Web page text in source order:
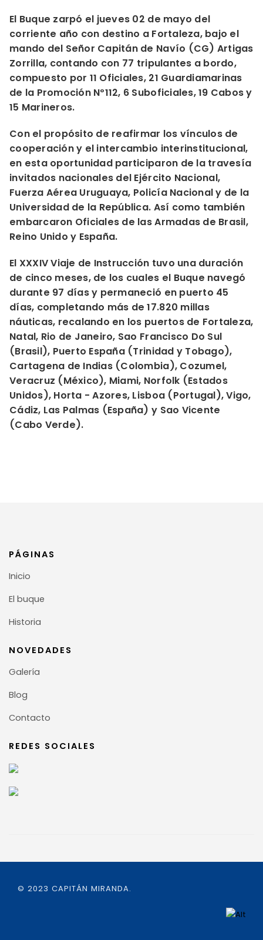
El Buque zarpó el jueves 02 de mayo del
corriente año con destino a Fortaleza, bajo el
mando del Señor Capitán de Navío (CG) Artigas
Zorrilla, contando con 77 tripulantes a bordo,
compuesto por 11 Oficiales, 21 Guardiamarinas
de la Promoción Nº112, 6 Suboficiales, 19 Cabos y
15 Marineros.
Con el propósito de reafirmar los vínculos de
cooperación y el intercambio interinstitucional,
en esta oportunidad participaron de la travesía
invitados nacionales del Ejército Nacional,
Fuerza Aérea Uruguaya, Policía Nacional y de la
Universidad de la República. Así como también
embarcaron Oficiales de las Armadas de Brasil,
Reino Unido y España.
El XXXIV Viaje de Instrucción tuvo una duración
de cinco meses, de los cuales el Buque navegó
durante 97 días y permaneció en puerto 45
días, completando más de 17.820 millas
náuticas, recalando en los puertos de Fortaleza,
Natal, Rio de Janeiro, Sao Francisco Do Sul
(Brasil), Puerto España (Trinidad y Tobago),
Cartagena de Indias (Colombia), Cozumel,
Veracruz (México), Miami, Norfolk (Estados
Unidos), Horta - Azores, Lisboa (Portugal), Vigo,
Cádiz, Las Palmas (España) y Sao Vicente
(Cabo Verde).
PÁGINAS
Inicio
El buque
Historia
NOVEDADES
Galería
Blog
Contacto
REDES SOCIALES
© 2023 CAPITÁN MIRANDA.